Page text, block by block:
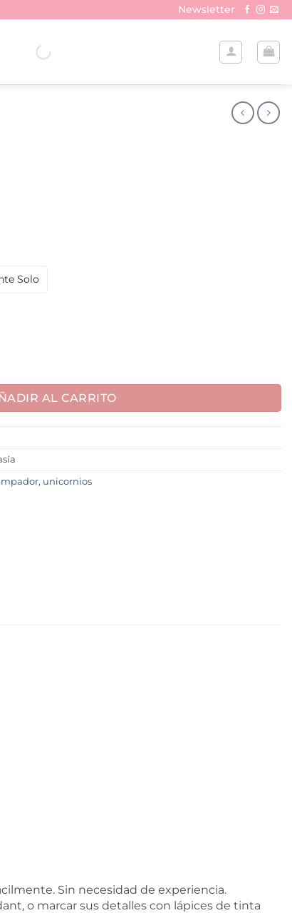
Newsletter
Solo
AL CARRITO
, unicornios
Sin necesidad de experiencia.
o marcar sus detalles con lápices de tinta